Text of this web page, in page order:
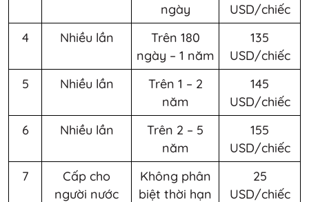
ngày
USD/chiếc
4
Nhiều lần
Trên 180
ngày – 1 năm
135
USD/chiếc
5
Nhiều lần
Trên 1 – 2
năm
145
USD/chiếc
6
Nhiều lần
Trên 2 – 5
năm
155
USD/chiếc
7
Cấp cho
người nước
Không phân
biệt thời hạn
25
USD/chiếc